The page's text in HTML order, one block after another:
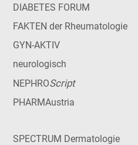
DIABETES FORUM
FAKTEN der Rheumatologie
GYN-AKTIV
neurologisch
NEPHROScript
PHARMAustria
SPECTRUM Dermatologie